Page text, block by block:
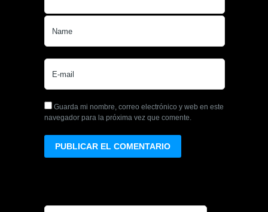
Guarda mi nombre, correo electrónico y web en este
navegador para la próxima vez que comente.